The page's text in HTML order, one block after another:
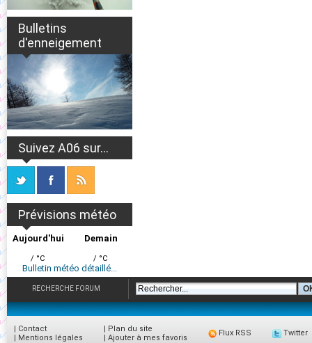
Bulletins
d'enneigement
Suivez A06 sur...
Prévisions météo
Aujourd'hui
/ °C
Demain
/ °C
Bulletin météo détaillé...
RECHERCHE FORUM
| Contact
| Mentions légales
| Plan du site
| Ajouter à mes favoris
Flux RSS Twitter